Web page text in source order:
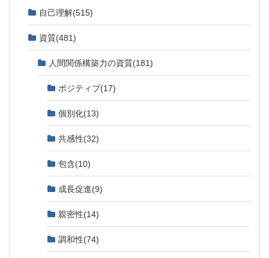
自己理解(515)
資質(481)
人間関係構築力の資質(181)
ポジティブ(17)
個別化(13)
共感性(32)
包含(10)
成長促進(9)
親密性(14)
調和性(74)